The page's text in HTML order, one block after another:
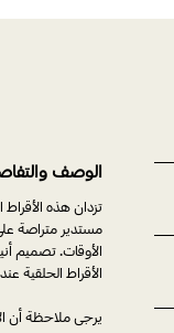
الوصف
مستدير متراصة
الأوقات. تصميم
الأقراط الحلقية
يرجى ملاحظة أن